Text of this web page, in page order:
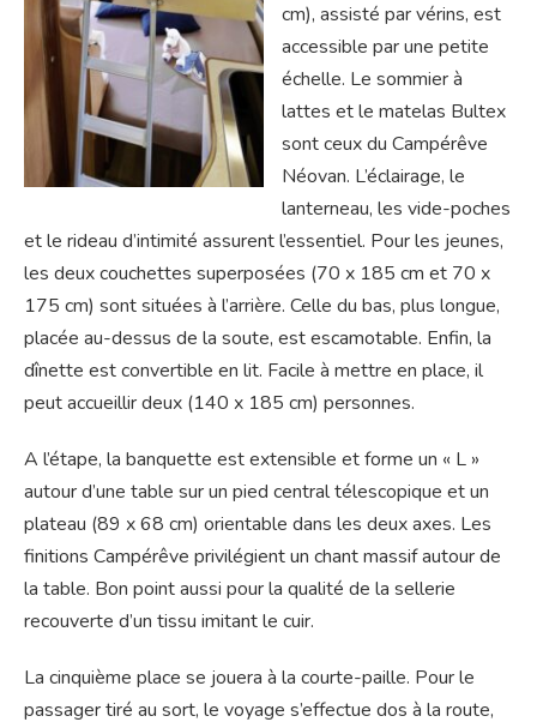
cm), assisté par vérins, est
accessible par une petite
échelle. Le sommier à
lattes et le matelas Bultex
sont ceux du Campérêve
Néovan. L’éclairage, le
lanterneau, les vide-poches
et le rideau d’intimité assurent l’essentiel. Pour les jeunes,
les deux couchettes superposées (70 x 185 cm et 70 x
175 cm) sont situées à l’arrière. Celle du bas, plus longue,
placée au-dessus de la soute, est escamotable. Enfin, la
dînette est convertible en lit. Facile à mettre en place, il
peut accueillir deux (140 x 185 cm) personnes.
A l’étape, la banquette est extensible et forme un « L »
autour d’une table sur un pied central télescopique et un
plateau (89 x 68 cm) orientable dans les deux axes. Les
finitions Campérêve privilégient un chant massif autour de
la table. Bon point aussi pour la qualité de la sellerie
recouverte d’un tissu imitant le cuir.
La cinquième place se jouera à la courte-paille. Pour le
passager tiré au sort, le voyage s’effectue dos à la route,